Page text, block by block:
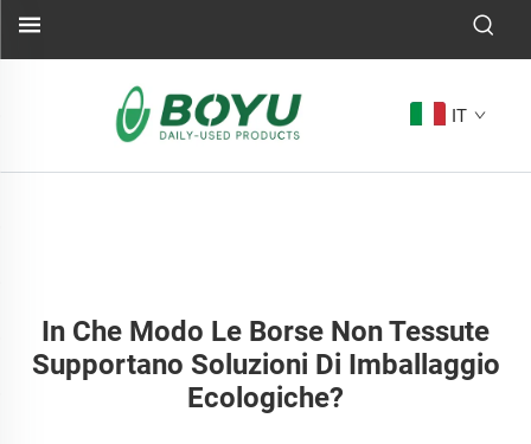
IT
In Che Modo Le Borse Non Tessute
Supportano Soluzioni Di Imballaggio
Ecologiche?